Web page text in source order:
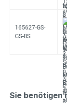
165627-GS-
GS-BS
Sie benötigen